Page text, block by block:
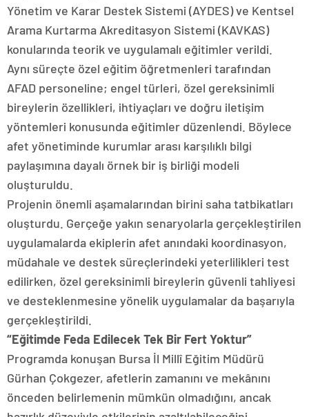
Yönetim ve Karar Destek Sistemi (AYDES) ve Kentsel
Arama Kurtarma Akreditasyon Sistemi (KAVKAS)
konularında teorik ve uygulamalı eğitimler verildi.
Aynı süreçte özel eğitim öğretmenleri tarafından
AFAD personeline; engel türleri, özel gereksinimli
bireylerin özellikleri, ihtiyaçları ve doğru iletişim
yöntemleri konusunda eğitimler düzenlendi. Böylece
afet yönetiminde kurumlar arası karşılıklı bilgi
paylaşımına dayalı örnek bir iş birliği modeli
oluşturuldu.
Projenin önemli aşamalarından birini saha tatbikatları
oluşturdu. Gerçeğe yakın senaryolarla gerçekleştirilen
uygulamalarda ekiplerin afet anındaki koordinasyon,
müdahale ve destek süreçlerindeki yeterlilikleri test
edilirken, özel gereksinimli bireylerin güvenli tahliyesi
ve desteklenmesine yönelik uygulamalar da başarıyla
gerçekleştirildi.
“Eğitimde Feda Edilecek Tek Bir Fert Yoktur”
Programda konuşan Bursa İl Millî Eğitim Müdürü
Gürhan Çokgezer, afetlerin zamanını ve mekânını
önceden belirlemenin mümkün olmadığını, ancak